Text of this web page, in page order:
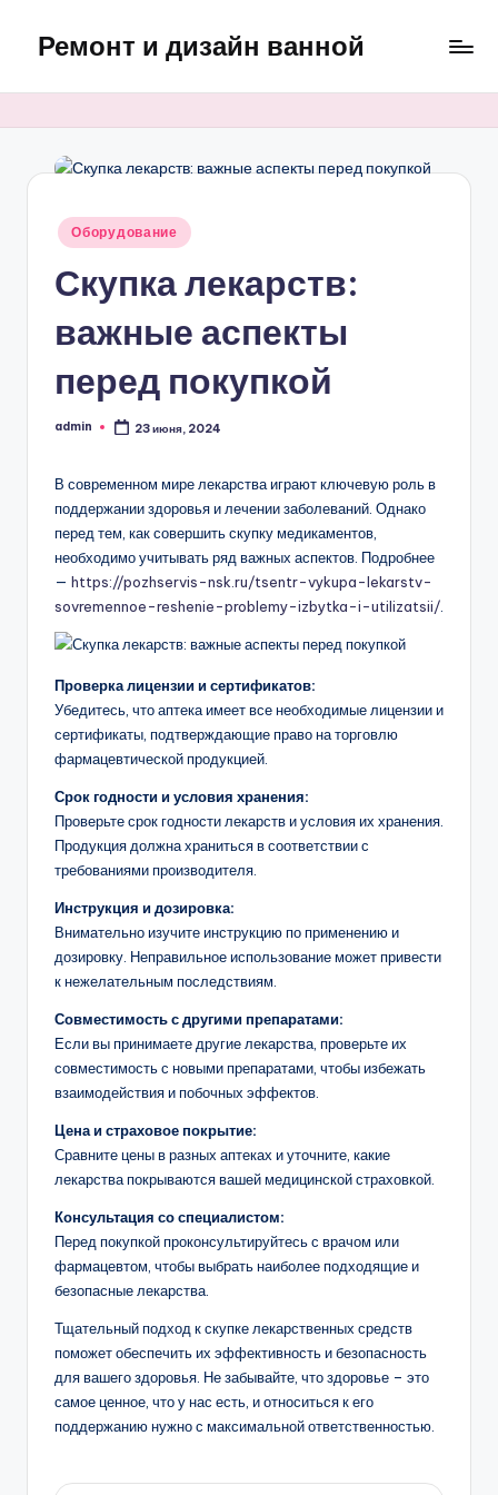
Перейти
содержимому
Ремонт и дизайн ванной
практичные
интерьерные
решения
ванной
Опубликовано
Оборудование
Скупка лекарств:
важные аспекты
перед покупкой
Запись
admin 23 июня, 2024
В современном мире лекарства играют ключевую роль в
поддержании здоровья и лечении заболеваний. Однако
перед тем, как совершить скупку медикаментов,
необходимо учитывать ряд важных аспектов. Подробнее
— https://pozhservis-nsk.ru/tsentr-vykupa-lekarstv-
sovremennoe-reshenie-problemy-izbytka-i-utilizatsii/
Проверка лицензии и сертификатов:
Убедитесь, что аптека имеет все необходимые лицензии и
сертификаты, подтверждающие право на торговлю
фармацевтической продукцией.
Срок годности и условия хранения:
Проверьте срок годности лекарств и условия их хранения.
Продукция должна храниться в соответствии с
требованиями производителя.
Инструкция и дозировка:
Внимательно изучите инструкцию по применению и
дозировку. Неправильное использование может привести
к нежелательным последствиям.
Совместимость с другими препаратами:
Если вы принимаете другие лекарства, проверьте их
совместимость с новыми препаратами, чтобы избежать
взаимодействия и побочных эффектов.
Цена и страховое покрытие:
Сравните цены в разных аптеках и уточните, какие
лекарства покрываются вашей медицинской страховкой.
Консультация со специалистом:
Перед покупкой проконсультируйтесь с врачом или
фармацевтом, чтобы выбрать наиболее подходящие и
безопасные лекарства.
Тщательный подход к скупке лекарственных средств
поможет обеспечить их эффективность и безопасность
для вашего здоровья. Не забывайте, что здоровье – это
самое ценное, что у нас есть, и относиться к его
поддержанию нужно с максимальной ответственностью.